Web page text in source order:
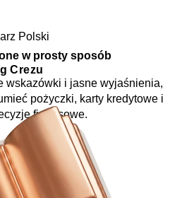
Polski
w prosty sposób
Crezu
wskazówki i jasne wyjaśnienia,
pożyczki, karty kredytowe i
finansowe.